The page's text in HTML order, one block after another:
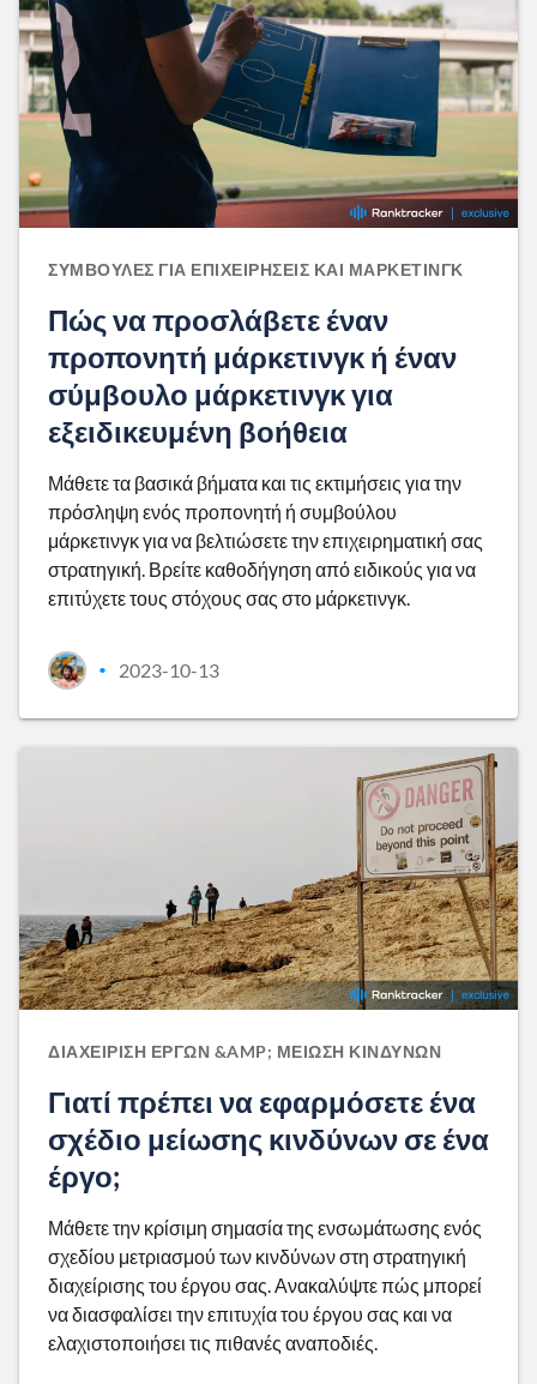
ΣΥΜΒΟΥΛΈΣ ΓΙΑ ΕΠΙΧΕΙΡΉΣΕΙΣ ΚΑΙ ΜΆΡΚΕΤΙΝΓΚ
Πώς να προσλάβετε έναν
προπονητή μάρκετινγκ ή έναν
σύμβουλο μάρκετινγκ για
εξειδικευμένη βοήθεια
Μάθετε τα βασικά βήματα και τις εκτιμήσεις για την
πρόσληψη ενός προπονητή ή συμβούλου
μάρκετινγκ για να βελτιώσετε την επιχειρηματική σας
στρατηγική. Βρείτε καθοδήγηση από ειδικούς για να
επιτύχετε τους στόχους σας στο μάρκετινγκ.
• 2023-10-13
ΔΙΑΧΕΊΡΙΣΗ ΈΡΓΩΝ &AMP; ΜΕΊΩΣΗ ΚΙΝΔΎΝΩΝ
Γιατί πρέπει να εφαρμόσετε ένα
σχέδιο μείωσης κινδύνων σε ένα
έργο;
Μάθετε την κρίσιμη σημασία της ενσωμάτωσης ενός
σχεδίου μετριασμού των κινδύνων στη στρατηγική
διαχείρισης του έργου σας. Ανακαλύψτε πώς μπορεί
να διασφαλίσει την επιτυχία του έργου σας και να
ελαχιστοποιήσει τις πιθανές αναποδιές.